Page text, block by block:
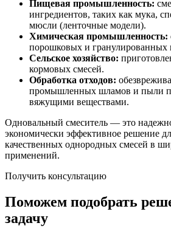
Пищевая промышленность:
ингредиентов, таких как мука,
мюсли (ленточные модели).
Химическая промышленность:
порошковых и гранулированных
Сельское хозяйство:
кормовых смесей.
Обработка отходов:
промышленных шламов и пыли
вяжущими веществами.
Одновальный смеситель — это
экономически эффективное решение
качественных однородных смесей в
применений.
Получить консультацию
Поможем подобрать
задачу